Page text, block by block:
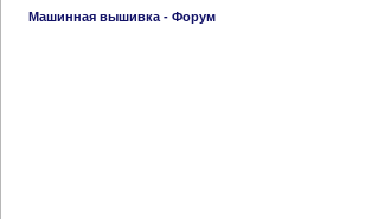
Машинная вышивка - Форум